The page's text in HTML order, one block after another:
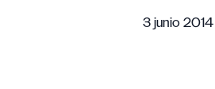
3 junio 2014